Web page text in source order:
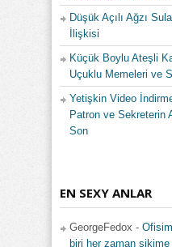
Düşük Açılı Ağzı
İlişkisi
Küçük Boylu Ateşli
Uçuklu Memeleri ve
Yetişkin Video
Patron ve Sekreterin
Son
EN SEXY ANLAR
GeorgeFedox -
biri her zaman sikime